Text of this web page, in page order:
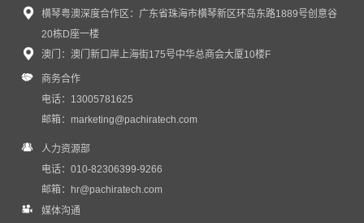
感谢信｜普强蒲瑶女士受邀出席第四届链博会...
近日，普强收到来自中国国际商会的感谢信，对普强C...
横琴粤澳深度合作区：广东省珠海市横琴新区环岛东路1889号创意谷
20栋D座一楼
澳门：澳门新口岸上海街175号中华总商会大厦10楼F
商务合作
电话：13005781625
邮箱：marketing@pachiratech.com
人力资源部
电话：010-82306399-9266
邮箱：
hr@pachiratech.com
媒体沟通